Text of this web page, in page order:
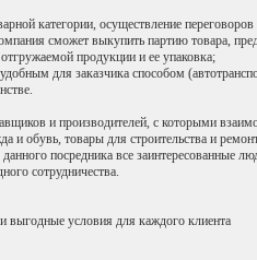
категории, осуществление
сможет выкупить партию товара,
продукции и ее упаковка;
для заказчика способом
и производителей, с которыми
и обувь, товары для строительства и
посредника все заинтересованные
сотрудничества.
выгодные условия для каждого клиента